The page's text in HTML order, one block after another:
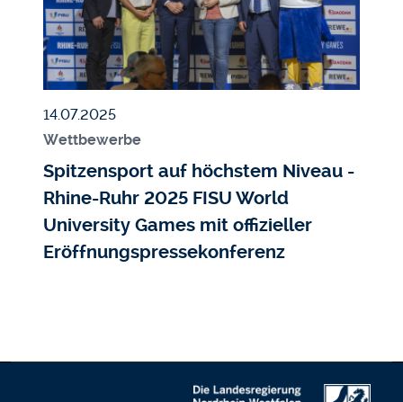
Veröffentlicht am
14.07.2025
Wettbewerbe
Spitzensport auf höchstem Niveau -
Rhine-Ruhr 2025 FISU World
University Games mit offizieller
Eröffnungspressekonferenz